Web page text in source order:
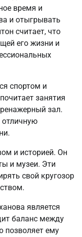
время и
и отыгрывать
считает, что
его жизни и
спортом и
занятия
зал.
отличную
и историей. Он
и музеи. Эти
свой кругозор
является
баланс между
позволяет ему